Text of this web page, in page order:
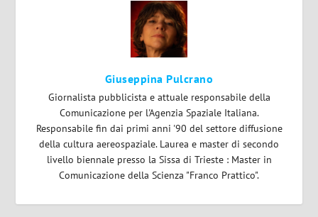
Giuseppina Pulcrano
Giornalista pubblicista e attuale responsabile della
Comunicazione per l'Agenzia Spaziale Italiana.
Responsabile fin dai primi anni '90 del settore diffusione
della cultura aereospaziale. Laurea e master di secondo
livello biennale presso la Sissa di Trieste : Master in
Comunicazione della Scienza "Franco Prattico".